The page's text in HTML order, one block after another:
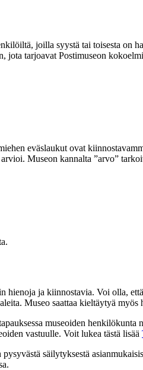
joilla syystä tai toisesta on
jota tarjoavat Postimuseon
eväslaukut ovat
Museon kannalta ”arvo”
ja kiinnostavia. Voi olla,
Museo saattaa kieltäytyä
museoiden
vastuulle. Voit lukea tästä lisää
säilytyksestä